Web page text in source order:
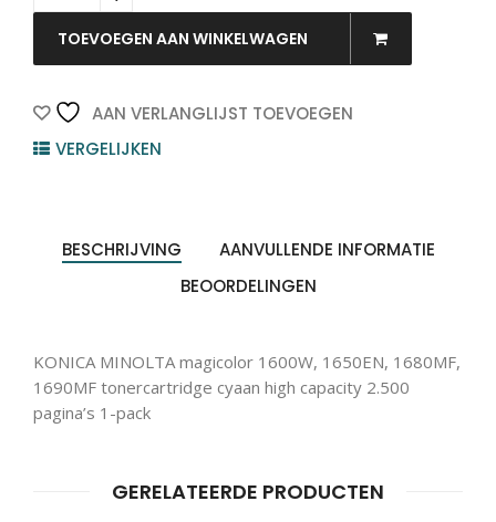
KONICA
MINOLTA
Toner
Cyaan
2.500vel
1st
TOEVOEGEN AAN WINKELWAGEN
AAN VERLANGLIJST TOEVOEGEN
VERGELIJKEN
BESCHRIJVING
AANVULLENDE INFORMATIE
BEOORDELINGEN
KONICA MINOLTA magicolor 1600W, 1650EN, 1680MF,
1690MF tonercartridge cyaan high capacity 2.500
pagina’s 1-pack
GERELATEERDE PRODUCTEN
Producten